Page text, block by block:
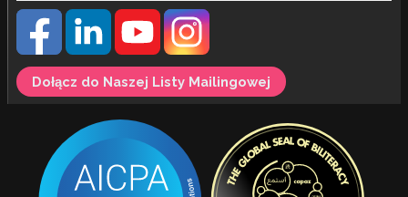
Dołącz do Naszej Listy Mailingowej